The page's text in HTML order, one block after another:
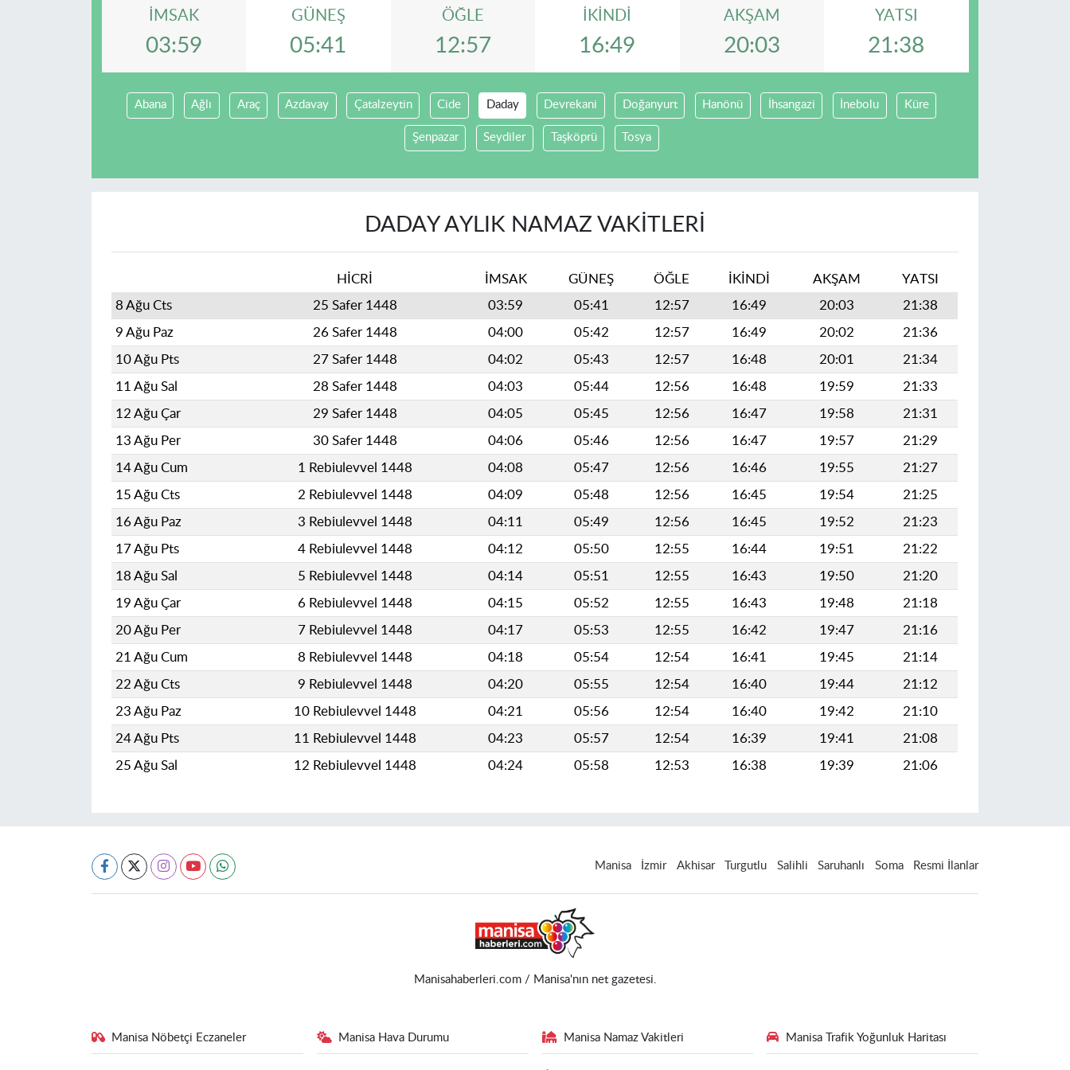
İMSAK
03:59
GÜNEŞ
05:41
ÖĞLE
12:57
İKINDI
16:49
AKŞAM
20:03
YATSI
21:38
Abana Ağlı Araç Azdavay Çatalzeytin Cide Daday Devrekani Doğanyurt Hanönü İhsangazi İnebolu Küre
Şenpazar Seydiler Taşköprü Tosya
DADAY AYLIK NAMAZ VAKITLERI
HİCRİ İMSAK GÜNEŞ ÖĞLE İKINDI AKŞAM
YATSI
8 Ağu Cts
25 Safer 1448 03:59 05:41 12:57 16:49 20:03
21:38
9 Ağu Paz
26 Safer 1448 04:00 05:42 12:57 16:49 20:02
21:36
10 Ağu Pts
27 Safer 1448 04:02 05:43 12:57 16:48 20:01
21:34
11 Ağu Sal
28 Safer 1448 04:03 05:44 12:56 16:48 19:59
21:33
12 Ağu Çar
29 Safer 1448 04:05 05:45 12:56 16:47 19:58
21:31
13 Ağu Per
30 Safer 1448 04:06 05:46 12:56 16:47 19:57
21:29
14 Ağu Cum
1 Rebiulevvel 1448 04:08 05:47 12:56 16:46 19:55
21:27
15 Ağu Cts
2 Rebiulevvel 1448 04:09 05:48 12:56 16:45 19:54
21:25
16 Ağu Paz
3 Rebiulevvel 1448 04:11 05:49 12:56 16:45 19:52
21:23
17 Ağu Pts
4 Rebiulevvel 1448 04:12 05:50 12:55 16:44 19:51
21:22
18 Ağu Sal
5 Rebiulevvel 1448 04:14 05:51 12:55 16:43 19:50
21:20
19 Ağu Çar
6 Rebiulevvel 1448 04:15 05:52 12:55 16:43 19:48
21:18
20 Ağu Per
7 Rebiulevvel 1448 04:17 05:53 12:55 16:42 19:47
21:16
21 Ağu Cum
8 Rebiulevvel 1448 04:18 05:54 12:54 16:41 19:45
21:14
22 Ağu Cts
9 Rebiulevvel 1448 04:20 05:55 12:54 16:40 19:44
21:12
23 Ağu Paz
10 Rebiulevvel 1448 04:21 05:56 12:54 16:40 19:42
21:10
24 Ağu Pts
11 Rebiulevvel 1448 04:23 05:57 12:54 16:39 19:41
21:08
25 Ağu Sal
12 Rebiulevvel 1448 04:24 05:58 12:53 16:38 19:39 21:06
Manisa İzmir Akhisar Turgutlu Salihli Saruhanlı Soma Resmi İlanlar
Manisahaberleri.com / Manisa'nın net gazetesi.
Manisa Nöbetçi Eczaneler Manisa Hava Durumu Manisa Namaz Vakitleri Manisa Trafik Yoğunluk Haritası